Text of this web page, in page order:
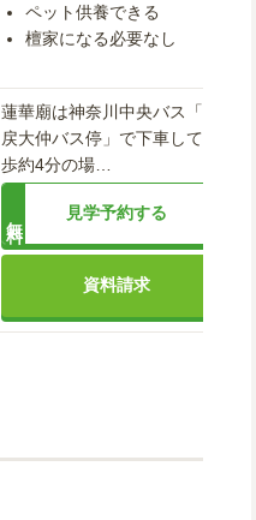
ペット供養できる
檀家になる必要なし
蓮華廟は神奈川中央バス「打
戻大仲バス停」で下車して徒
歩約4分の場
見学予約する
資料請求